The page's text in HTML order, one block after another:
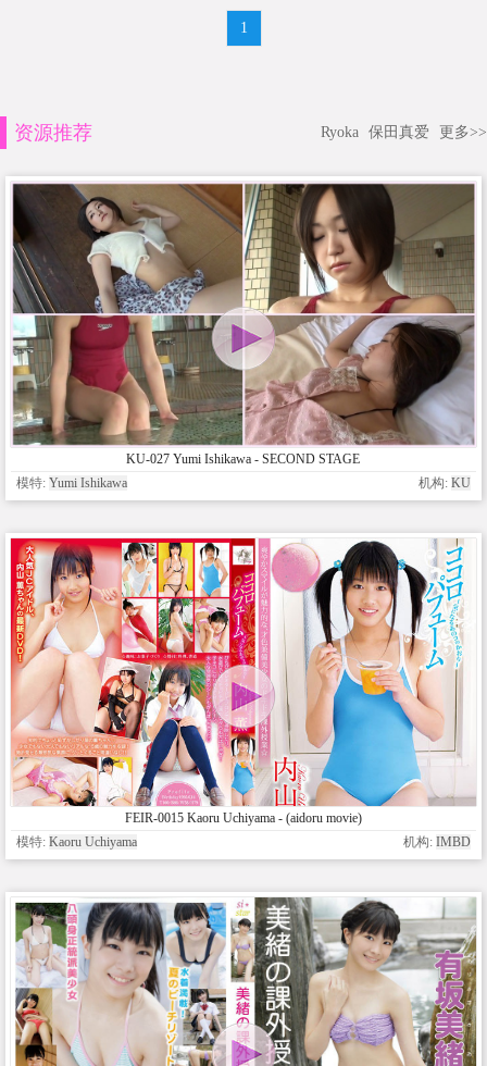
1
资源推荐 Ryoka 保田真爱 更多>>
KU-027 Yumi Ishikawa - SECOND STAGE
模特: Yumi Ishikawa 机构: KU
FEIR-0015 Kaoru Uchiyama - (aidoru movie)
模特: Kaoru Uchiyama 机构: IMBD